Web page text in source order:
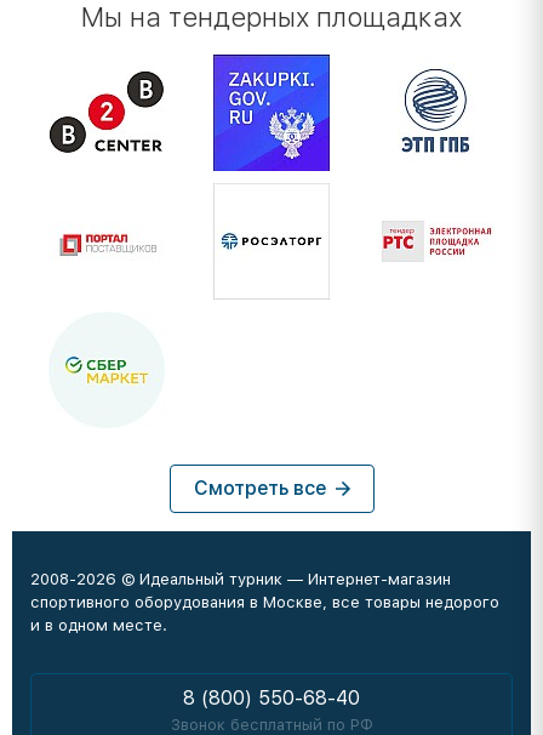
Мы на тендерных площадках
Смотреть все
2008-2026 © Идеальный турник — Интернет-магазин
спортивного оборудования в Москве, все товары недорого
и в одном месте.
8 (800) 550-68-40
Звонок бесплатный по РФ